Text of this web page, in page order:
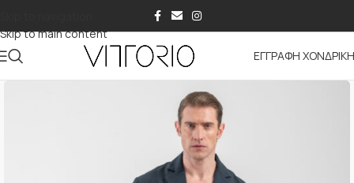
Skip to main content
ΕΓΓΡΑΦΗ